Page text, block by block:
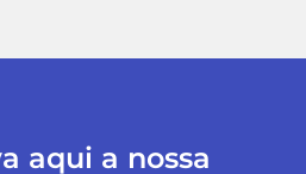
aqui a nossa